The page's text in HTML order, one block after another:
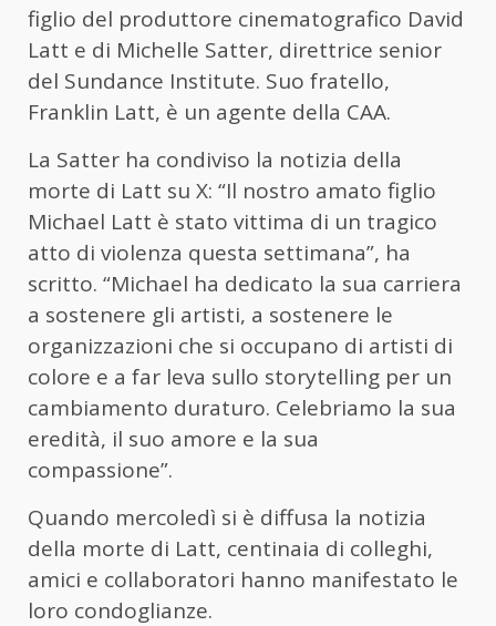
figlio del produttore cinematografico David
Latt e di Michelle Satter, direttrice senior
del Sundance Institute. Suo fratello,
Franklin Latt, è un agente della CAA.
La Satter ha condiviso la notizia della
morte di Latt su X: “Il nostro amato figlio
Michael Latt è stato vittima di un tragico
atto di violenza questa settimana”, ha
scritto. “Michael ha dedicato la sua carriera
a sostenere gli artisti, a sostenere le
organizzazioni che si occupano di artisti di
colore e a far leva sullo storytelling per un
cambiamento duraturo. Celebriamo la sua
eredità, il suo amore e la sua
compassione”.
Quando mercoledì si è diffusa la notizia
della morte di Latt, centinaia di colleghi,
amici e collaboratori hanno manifestato le
loro condoglianze.